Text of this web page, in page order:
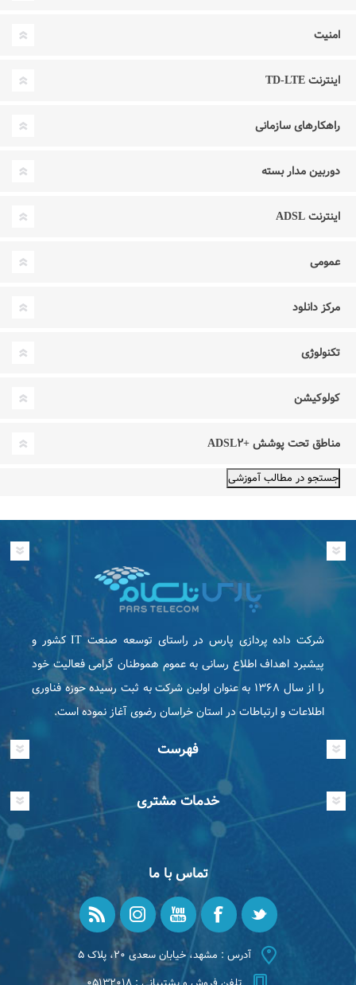
امنیت
اینترنت TD-LTE
راهکارهای سازمانی
دوربین مدار بسته
اینترنت ADSL
عمومی
مرکز دانلود
تکنولوژی
کولوکیشن
مناطق تحت پوشش +ADSL۲
شرکت داده پردازی پارس در راستای توسعه صنعت IT كشور و
پیشبرد اهداف اطلاع رسانی به عموم هموطنان گرامی فعاليت خود
را از سال ۱۳۶۸ به عنوان اولین شرکت به ثبت رسیده حوزه فناوری
اطلاعات و ارتباطات در استان خراسان رضوی آغاز نموده است.
فهرست
خدمات مشتری
تماس با ما
آدرس : مشهد، خیابان سعدی ۲۰، پلاک ۵